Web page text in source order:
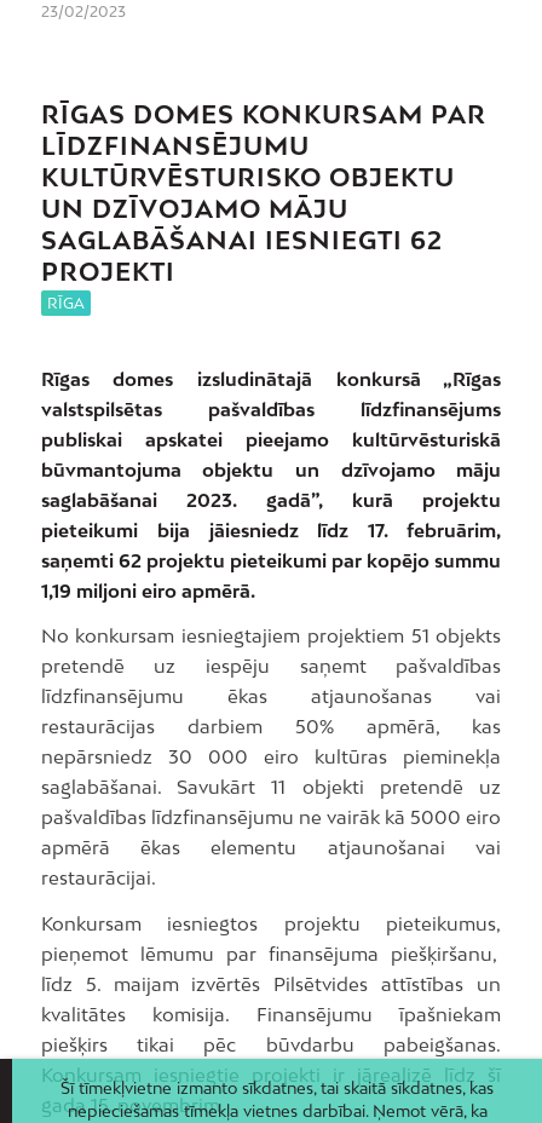
23/02/2023
RĪGAS DOMES KONKURSAM PAR
LĪDZFINANSĒJUMU
KULTŪRVĒSTURISKO OBJEKTU
UN DZĪVOJAMO MĀJU
SAGLABĀŠANAI IESNIEGTI 62
PROJEKTI
RĪGA
Rīgas domes izsludinātajā konkursā „Rīgas
valstspilsētas pašvaldības līdzfinansējums
publiskai apskatei pieejamo kultūrvēsturiskā
būvmantojuma objektu un dzīvojamo māju
saglabāšanai 2023. gadā”, kurā projektu
pieteikumi bija jāiesniedz līdz 17. februārim,
saņemti 62 projektu pieteikumi par kopējo summu
1,19 miljoni eiro apmērā.
No konkursam iesniegtajiem projektiem 51 objekts
pretendē uz iespēju saņemt pašvaldības
līdzfinansējumu ēkas atjaunošanas vai
restaurācijas darbiem 50% apmērā, kas
nepārsniedz 30 000 eiro kultūras pieminekļa
saglabāšanai. Savukārt 11 objekti pretendē uz
pašvaldības līdzfinansējumu ne vairāk kā 5000 eiro
apmērā ēkas elementu atjaunošanai vai
restaurācijai.
Konkursam iesniegtos projektu pieteikumus,
pieņemot lēmumu par finansējuma piešķiršanu,
līdz 5. maijam izvērtēs Pilsētvides attīstības un
kvalitātes komisija. Finansējumu īpašniekam
piešķirs tikai pēc būvdarbu pabeigšanas.
Konkursam iesniegtie projekti ir jārealizē līdz šī
gada 15. novembrim.
Šī tīmekļvietne izmanto sīkdatnes, tai skaitā sīkdatnes, kas
nepieciešamas tīmekļa vietnes darbībai. Ņemot vērā, ka